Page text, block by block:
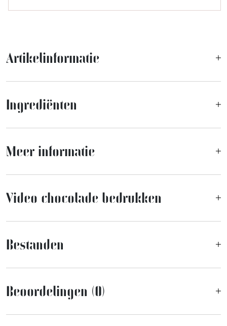
Artikelinformatie
Ingrediënten
Meer informatie
Video chocolade bedrukken
Bestanden
Beoordelingen (0)